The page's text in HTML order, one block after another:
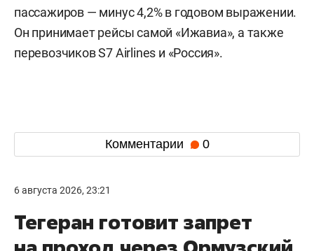
пассажиров — минус 4,2% в годовом выражении.
Он принимает рейсы самой «Ижавиа», а также
перевозчиков S7 Airlines и «Россия».
Комментарии 0
6 августа 2026, 23:21
Тегеран готовит запрет